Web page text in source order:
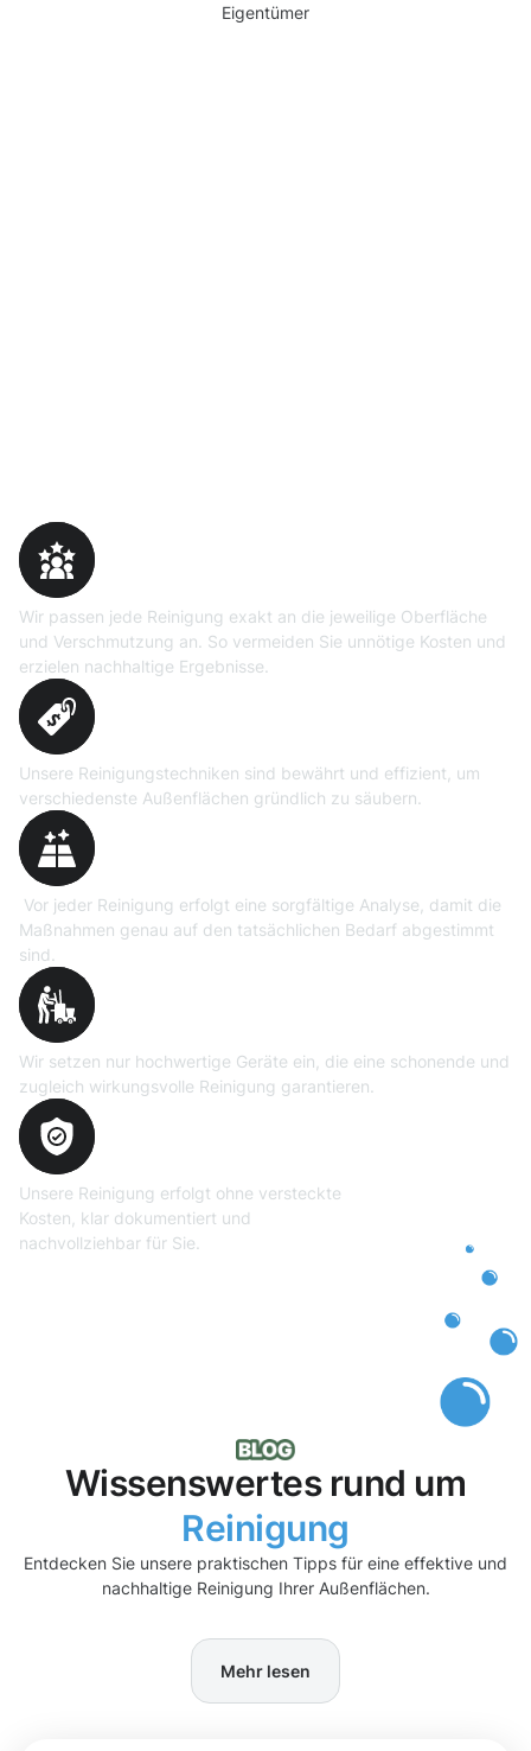
Wir passen jede Reinigung exakt an die jeweilige Oberfläche
und Verschmutzung an. So vermeiden Sie unnötige Kosten und
erzielen nachhaltige Ergebnisse.
Unsere Reinigungstechniken sind bewährt und effizient, um
verschiedenste Außenflächen gründlich zu säubern.
Eigentümer
Vor jeder Reinigung erfolgt eine sorgfältige Analyse, damit die
Maßnahmen genau auf den tatsächlichen Bedarf abgestimmt
sind.
Wir setzen nur hochwertige Geräte ein, die eine schonende und
zugleich wirkungsvolle Reinigung garantieren.
Unsere Reinigung erfolgt ohne versteckte
Kosten, klar dokumentiert und
nachvollziehbar für Sie.
Wissenswertes rund um
Reinigung
Entdecken Sie unsere praktischen Tipps für eine effektive und
nachhaltige Reinigung Ihrer Außenflächen.
Mehr lesen